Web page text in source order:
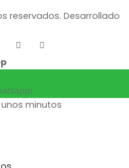
reservados. Desarrollado
minutos